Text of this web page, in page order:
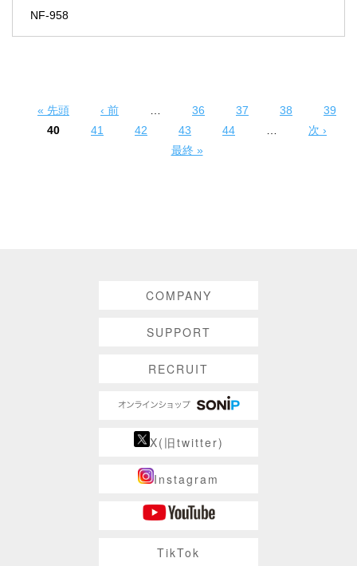
NF-958
ページ
« 先頭 ‹ 前 36 37 38
39
40
41 42 43 44
次 ›
最終 »
COMPANY
SUPPORT
RECRUIT
X(旧twitter)
Instagram
TikTok